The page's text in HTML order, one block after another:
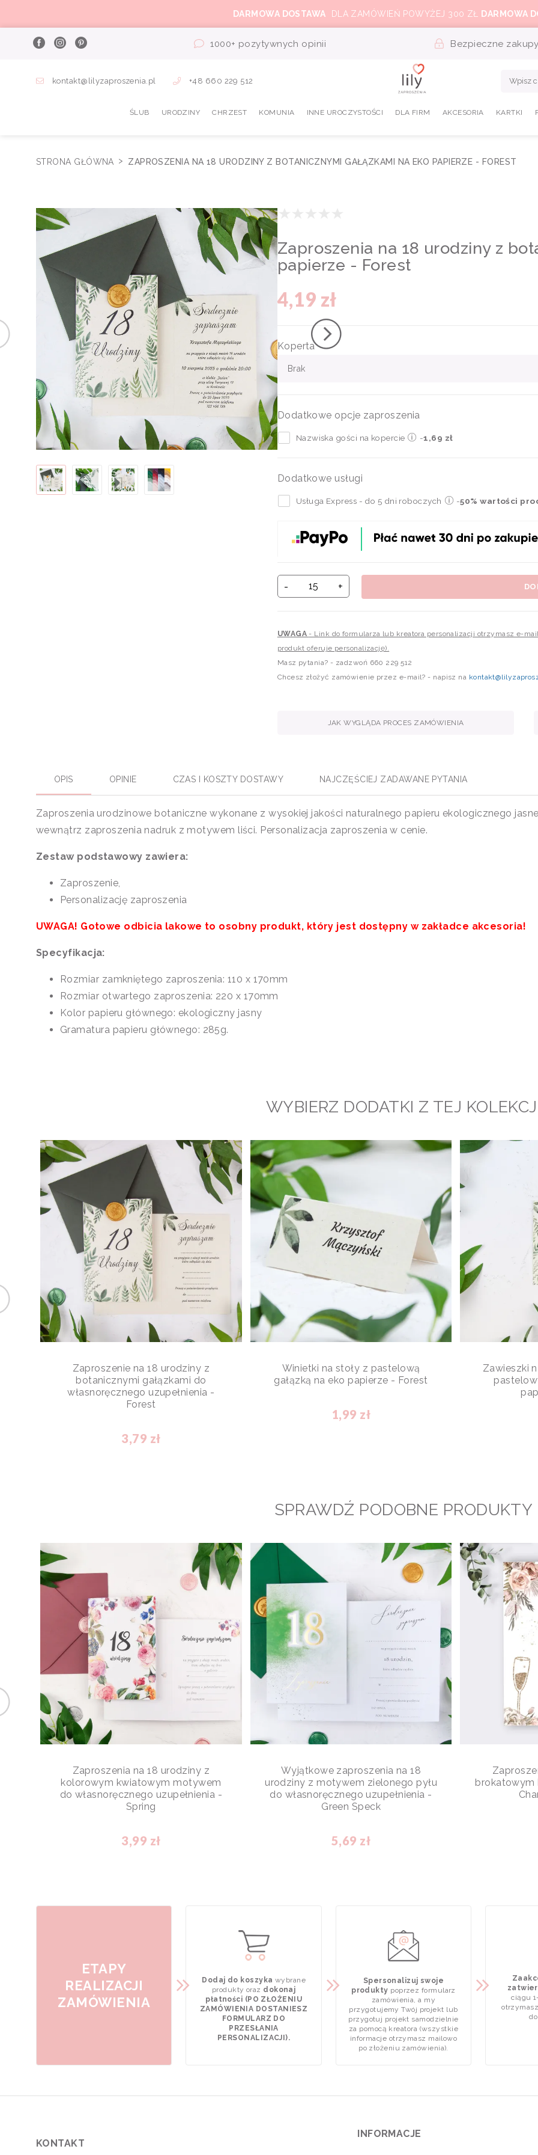
DARMOWA DOSTAWA DLA ZAMÓWIEŃ POWYŻEJ 300 ZŁ DARMOWA
1000+ pozytywnych opinii Bezpieczne
kontakt@lilyzaproszenia.pl +48 660 229 512
ŚLUB URODZINY CHRZEST KOMUNIA INNE UROCZYSTOŚCI DLA FIRM AKCESORIA KARTKI
STRONA GŁÓWNA ZAPROSZENIA NA 18 URODZINY Z BOTANICZNYMI GAŁĄZKAMI NA EKO PAPIERZE - FOREST
Zaproszenia na 18 urodziny z
papierze - Forest
4,19 zł
Koperta
Brak
Dodatkowe opcje zaproszenia
Nazwiska gości na kopercie -1,69 zł
Dodatkowe usługi
Usługa Express - do 5 dni roboczych -50% wartości
- +
UWAGA- Link do formularza lub kreatora personalizacji otrzymasz e-
produkt oferuje personalizację).
Masz pytania? - zadzwoń 660 229 512
Chcesz złożyć zamówienie przez e-mail? - napisz na
JAK WYGLĄDA PROCES ZAMÓWIENIA
OPIS OPINIE CZAS I KOSZTY DOSTAWY NAJCZĘŚCIEJ ZADAWANE PYTANIA
Zaproszenia urodzinowe botaniczne wykonane z wysokiej jakości naturalnego papieru ekologicznego
wewnątrz zaproszenia nadruk z motywem liści. Personalizacja zaproszenia w cenie.
Zestaw podstawowy zawiera:
Zaproszenie,
Personalizację zaproszenia
UWAGA! Gotowe odbicia lakowe to osobny produkt, który jest dostępny w zakładce akcesoria!
Specyfikacja:
Rozmiar zamkniętego zaproszenia: 110 x 170mm
Rozmiar otwartego zaproszenia: 220 x 170mm
Kolor papieru głównego: ekologiczny jasny
Gramatura papieru głównego: 285g.
WYBIERZ DODATKI Z TEJ
Zaproszenie na 18 urodziny z
botanicznymi gałązkami do
własnoręcznego uzupełnienia -
Forest
3,79 zł
Winietki na stoły z pastelową
gałązką na eko papierze - Forest
1,99 zł
Zawieszki
SPRAWDŹ PODOBNE PRODUKTY
Zaproszenia na 18 urodziny z
kolorowym kwiatowym motywem
do własnoręcznego uzupełnienia -
Spring
3,99 zł
Wyjątkowe zaproszenia na 18
urodziny z motywem zielonego pyłu
do własnoręcznego uzupełnienia -
Green Speck
5,69 zł
brokatowym
ETAPY
REALIZACJI
ZAMÓWIENIA
Dodaj do koszyka wybrane
produkty oraz dokonaj
płatności (PO ZŁOŻENIU
ZAMÓWIENIA DOSTANIESZ
FORMULARZ DO
PRZESŁANIA
PERSONALIZACJI).
Spersonalizuj swoje
produkty poprzez formularz
zamówienia, a my
przygotujemy Twój projekt lub
przygotuj projekt samodzielnie
za pomocą kreatora (wszystkie
informacje otrzymasz mailowo
po złożeniu zamówienia).
ciągu
KONTAKT
INFORMACJE